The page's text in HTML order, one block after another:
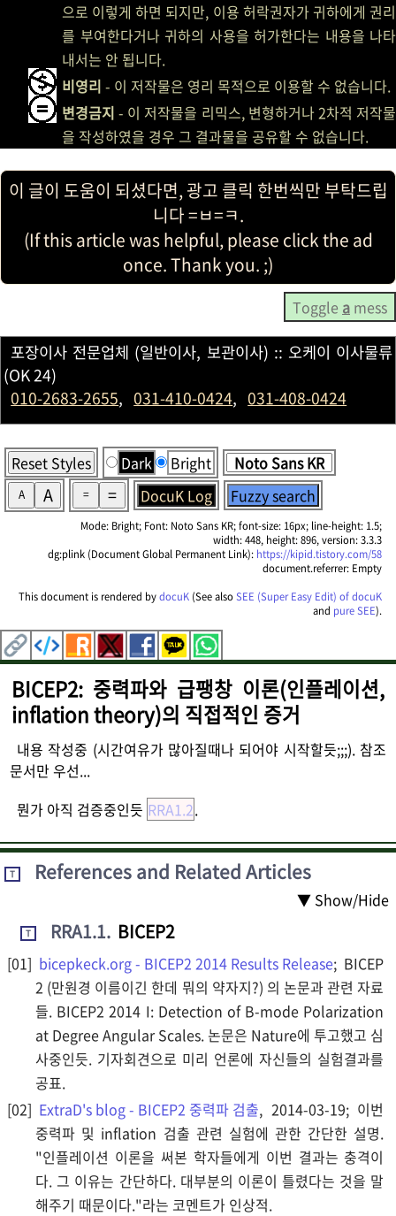
으로 이렇게 하면 되지만, 이용 허락권자가 귀하에게 권리
를 부여한다거나 귀하의 사용을 허가한다는 내용을 나타
내서는 안 됩니다.
비영리 - 이 저작물은 영리 목적으로 이용할 수 없습니다.
변경금지 - 이 저작물을 리믹스, 변형하거나 2차적 저작물
을 작성하였을 경우 그 결과물을 공유할 수 없습니다.
이 글이 도움이 되셨다면, 광고 클릭 한번씩만 부탁드립
니다 =ㅂ=ㅋ.
(If this article was helpful, please click the ad
once. Thank you. ;)
Toggle a mess
포장이사 전문업체 (일반이사, 보관이사) :: 오케이 이사물류
(OK 24)
010-2683-2655, 031-410-0424, 031-408-0424
Reset Styles Dark Bright
A A = = DocuK Log Fuzzy search
Mode: Bright; Font: Noto Sans KR; font-size: 16px; line-height: 1.5;
width: 448, height: 896, version: 3.3.3
dg:plink (Document Global Permanent Link): https://kipid.tistory.com/58
document.referrer: Empty
This document is rendered bydocuK (See alsoSEE (Super Easy Edit) of docuK
and pure SEE).
BICEP2: 중력파와 급팽창 이론(인플레이션,
inflation theory)의 직접적인 증거
내용 작성중 (시간여유가 많아질때나 되어야 시작할듯;;;). 참조
문서만 우선...
뭔가 아직 검증중인듯 RRA1.2.
T References and Related Articles
▼ Show/Hide
T RRA1.1. BICEP2
bicepkeck.org - BICEP2 2014 Results Release; BICEP
2 (만원경 이름이긴 한데 뭐의 약자지?) 의 논문과 관련 자료
들. BICEP2 2014 I: Detection of B-mode Polarization
at Degree Angular Scales. 논문은 Nature에 투고했고 심
사중인듯. 기자회견으로 미리 언론에 자신들의 실험결과를
공표.
ExtraD's blog - BICEP2 중력파 검출, 2014-03-19; 이번
중력파 및 inflation 검출 관련 실험에 관한 간단한 설명.
"인플레이션 이론을 써본 학자들에게 이번 결과는 충격이
다. 그 이유는 간단하다. 대부분의 이론이 틀렸다는 것을 말
해주기 때문이다."라는 코멘트가 인상적.